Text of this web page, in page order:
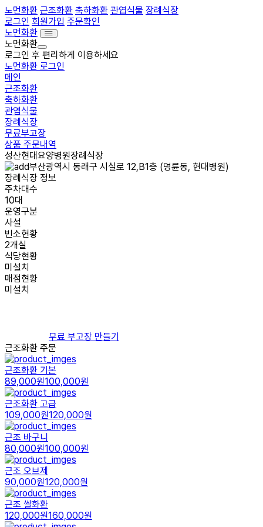
노먼화환 근조화환 축하화환 관엽식물 장례식장
로그인 회원가입 주문확인
노먼화환
노먼화환
로그인 후 편리하게 이용하세요
노먼화환 로그인
메인
근조화환
축하화환
관엽식물
장례식장
무료부고장
상품 주문내역
성산현대요양병원장례식장
부산광역시 동래구 시실로 12,B1층 (명륜동, 현대병원)
장례식장 정보
주차대수
10대
운영구분
사설
빈소현황
2개실
식당현황
미설치
매점현황
미설치
무료 부고장 만들기
근조화환 주문
근조화환 기본
89,000원100,000원
근조화환 고급
109,000원120,000원
근조 바구니
80,000원100,000원
근조 오브제
90,000원120,000원
근조 쌀화환
120,000원160,000원